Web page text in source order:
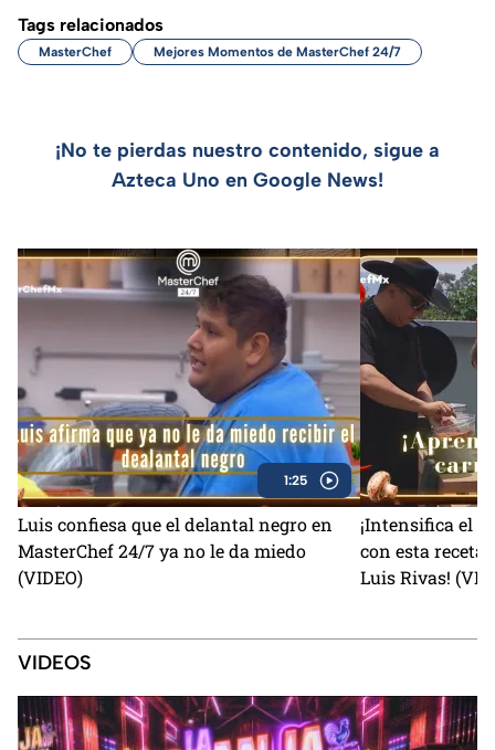
Tags relacionados
MasterChef Mejores Momentos de MasterChef 24/7
¡No te pierdas nuestro contenido, sigue a
Azteca Uno en Google News!
1:25
Luis confiesa que el delantal negro en
MasterChef 24/7 ya no le da miedo
(VIDEO)
¡Intensifica el
con esta receta
Luis Rivas!
VIDEOS